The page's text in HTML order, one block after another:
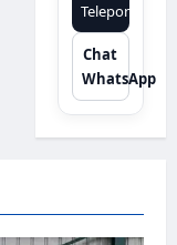
Telepon
Chat
WhatsApp